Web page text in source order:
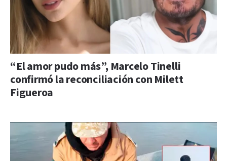
“El amor pudo más”, Marcelo Tinelli
confirmó la reconciliación con Milett
Figueroa